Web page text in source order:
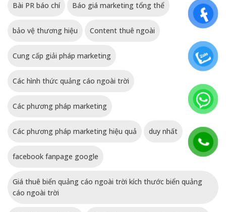
Bài PR báo chí Báo giá marketing tổng thể
bảo vệ thương hiệu Content thuê ngoài
Cung cấp giải pháp marketing
Các hình thức quảng cáo ngoài trời
Các phương pháp marketing
Các phương pháp marketing hiệu quả duy nhất
facebook fanpage google
Giá thuê biển quảng cáo ngoài trời kích thước biển quảng
cáo ngoài trời